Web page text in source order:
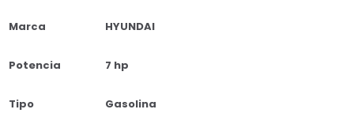
Marca HYUNDAI
Potencia 7 hp
Tipo Gasolina